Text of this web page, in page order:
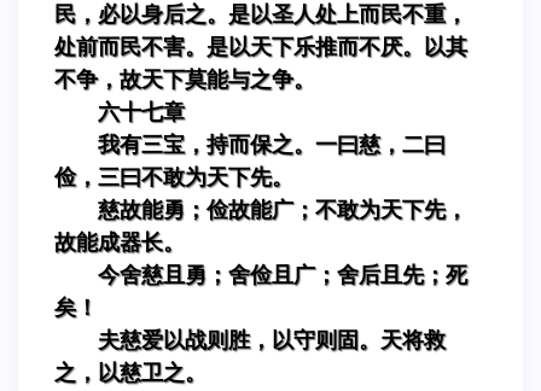
民，必以身后之。是以圣人处上而民不重，
处前而民不害。是以天下乐推而不厌。以其
不争，故天下莫能与之争。
六十七章
我有三宝，持而保之。一曰慈，二曰
俭，三曰不敢为天下先。
慈故能勇；俭故能广；不敢为天下先，
故能成器长。
今舍慈且勇；舍俭且广；舍后且先；死
矣！
夫慈爱以战则胜，以守则固。天将救
之，以慈卫之。